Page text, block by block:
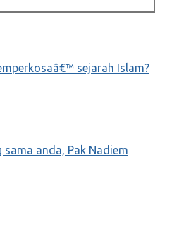
sejarah Islam?
sama anda, Pak Nadiem